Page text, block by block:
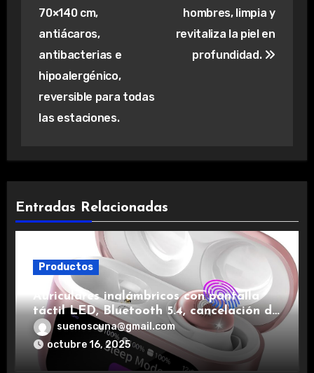
entradas
70×140 cm,
antiácaros,
antibacterias e
hipoalergénico,
reversible para todas
las estaciones.
hombres, limpia y
revitaliza la piel en
profundidad.
Entradas Relacionadas
Productos
Auriculares inalámbricos con pantalla
táctil LED, Bluetooth 5.4, cancelación de
ruido, impermeables y de larga duración.
suenoscuna@gmail.com
octubre 16, 2025